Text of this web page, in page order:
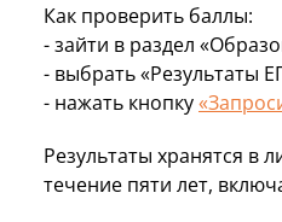
Как проверить баллы:
- зайти в раздел
- выбрать «Результаты
- нажать кнопку
Результаты хранятся в
течение пяти лет,